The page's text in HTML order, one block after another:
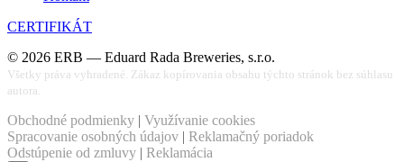
CERTIFIKÁT
© 2026 ERB — Eduard Rada Breweries, s.r.o.
Všetky práva vyhradené. Zákaz kopírovania obsahu týchto stránok bez súhlasu
autora.
Obchodné podmienky | Využívanie cookies
Spracovanie osobných údajov | Reklamačný poriadok
Odstúpenie od zmluvy | Reklamácia